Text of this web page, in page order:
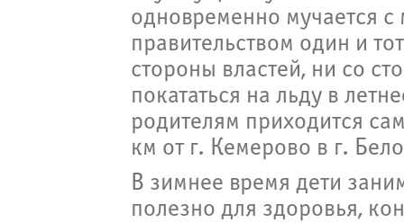
одновременно мучается
правительством один и
стороны властей, ни со
покататься на льду в
родителям приходится
км от г. Кемерово в г.
В зимнее время дети
полезно для здоровья,